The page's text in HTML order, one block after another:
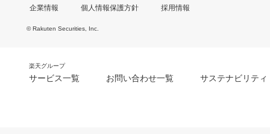
企業情報 個人情報保護方針 採用情報
© Rakuten Securities, Inc.
楽天グループ
サービス一覧 お問い合わせ一覧 サステナビリティ